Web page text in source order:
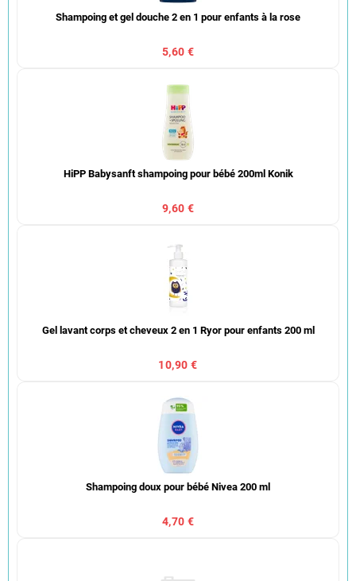
Shampoing et gel douche 2 en 1 pour enfants à la rose
5,60 €
HiPP Babysanft shampoing pour bébé 200ml Konik
9,60 €
Gel lavant corps et cheveux 2 en 1 Ryor pour enfants 200 ml
10,90 €
Shampoing doux pour bébé Nivea 200 ml
4,70 €